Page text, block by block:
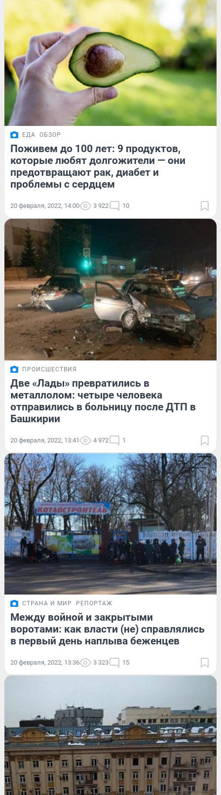
ЕДА ОБЗОР
Поживем до 100 лет: 9 продуктов,
которые любят долгожители — они
предотвращают рак, диабет и
проблемы с сердцем
20 февраля, 2022, 14:00 3 922 10
ПРОИСШЕСТВИЯ
Две «Лады» превратились в
металлолом: четыре человека
отправились в больницу после ДТП в
Башкирии
20 февраля, 2022, 13:41 4 972 1
СТРАНА И МИР РЕПОРТАЖ
Между войной и закрытыми
воротами: как власти (не) справлялись
в первый день наплыва беженцев
20 февраля, 2022, 13:36 3 323 15